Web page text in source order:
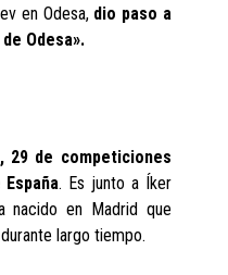
en Odesa, dio paso a
Odesa».
29 de competiciones
. Es junto a Íker
nacido en Madrid que
largo tiempo.